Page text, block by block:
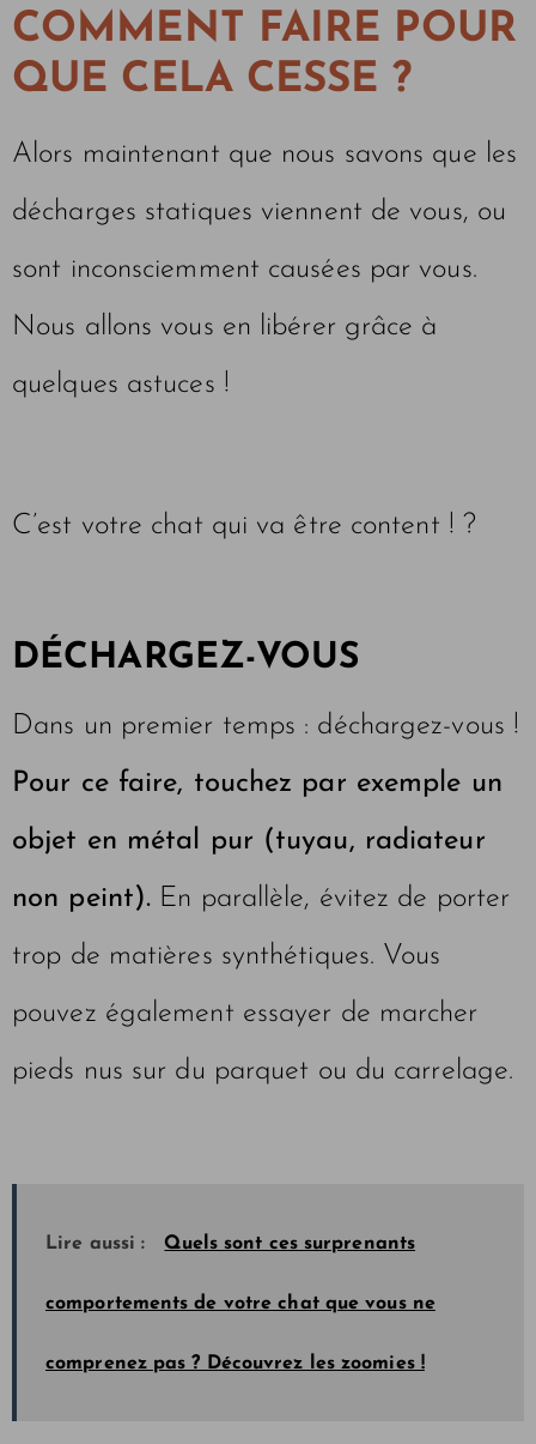
COMMENT FAIRE POUR
QUE CELA CESSE ?
Alors maintenant que nous savons que les
décharges statiques viennent de vous, ou
sont inconsciemment causées par vous.
Nous allons vous en libérer grâce à
quelques astuces !
C’est votre chat qui va être content ! ?
DÉCHARGEZ-VOUS
Dans un premier temps : déchargez-vous !
Pour ce faire, touchez par exemple un
objet en métal pur (tuyau, radiateur
non peint). En parallèle, évitez de porter
trop de matières synthétiques. Vous
pouvez également essayer de marcher
pieds nus sur du parquet ou du carrelage.
Lire aussi : Quels sont ces surprenants
comportements de votre chat que vous ne
comprenez pas ? Découvrez les zoomies !